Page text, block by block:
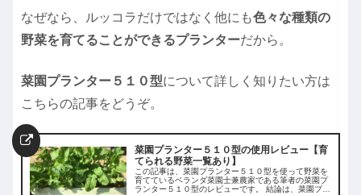
なぜなら、ルッコラだけではなく他にも色々な種類の
野菜を育てることができるプランターだから。
菜園プランター５１０型について詳しく知りたい方は
こちらの記事をどうぞ。
菜園プランター５１０型の使用レビュー【育
てられる野菜一覧あり】
この記事は、菜園プランター５１０型を使って野菜を
育てているベランダ菜園士兼農家である筆者の菜園プ
ランター５１０型のレビューです。 結論は、菜園プラ